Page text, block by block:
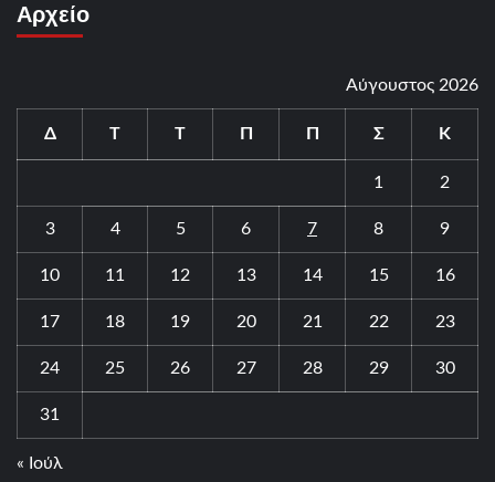
Αρχείο
Αύγουστος 2026
Δ Τ Τ Π Π Σ Κ
1 2
3 4 5 6 7 8 9
10 11 12 13 14 15 16
17 18 19 20 21 22 23
24 25 26 27 28 29 30
31
« Ιούλ